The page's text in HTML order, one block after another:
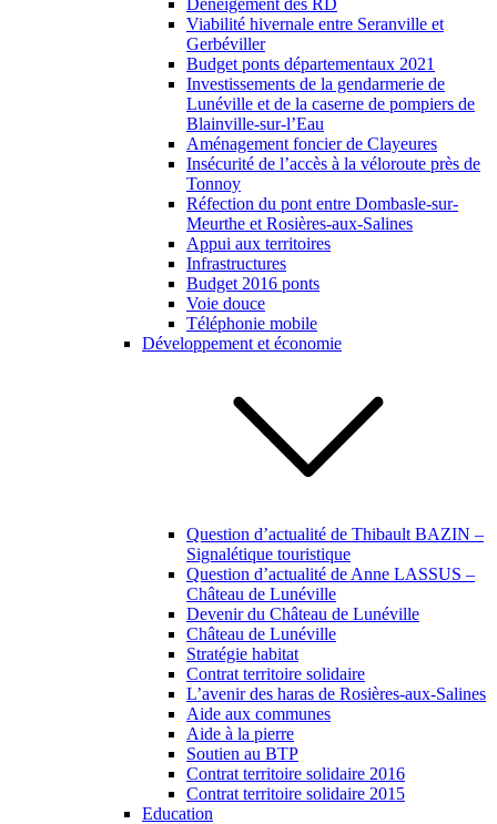
Déneigement des RD
Viabilité hivernale entre Seranville et
Gerbéviller
Budget ponts départementaux 2021
Investissements de la gendarmerie de
Lunéville et de la caserne de pompiers de
Blainville-sur-l’Eau
Aménagement foncier de Clayeures
Insécurité de l’accès à la véloroute près de
Tonnoy
Réfection du pont entre Dombasle-sur-
Meurthe et Rosières-aux-Salines
Appui aux territoires
Infrastructures
Budget 2016 ponts
Voie douce
Téléphonie mobile
Développement et économie
Question d’actualité de Thibault BAZIN –
Signalétique touristique
Question d’actualité de Anne LASSUS –
Château de Lunéville
Devenir du Château de Lunéville
Château de Lunéville
Stratégie habitat
Contrat territoire solidaire
L’avenir des haras de Rosières-aux-Salines
Aide aux communes
Aide à la pierre
Soutien au BTP
Contrat territoire solidaire 2016
Contrat territoire solidaire 2015
Education